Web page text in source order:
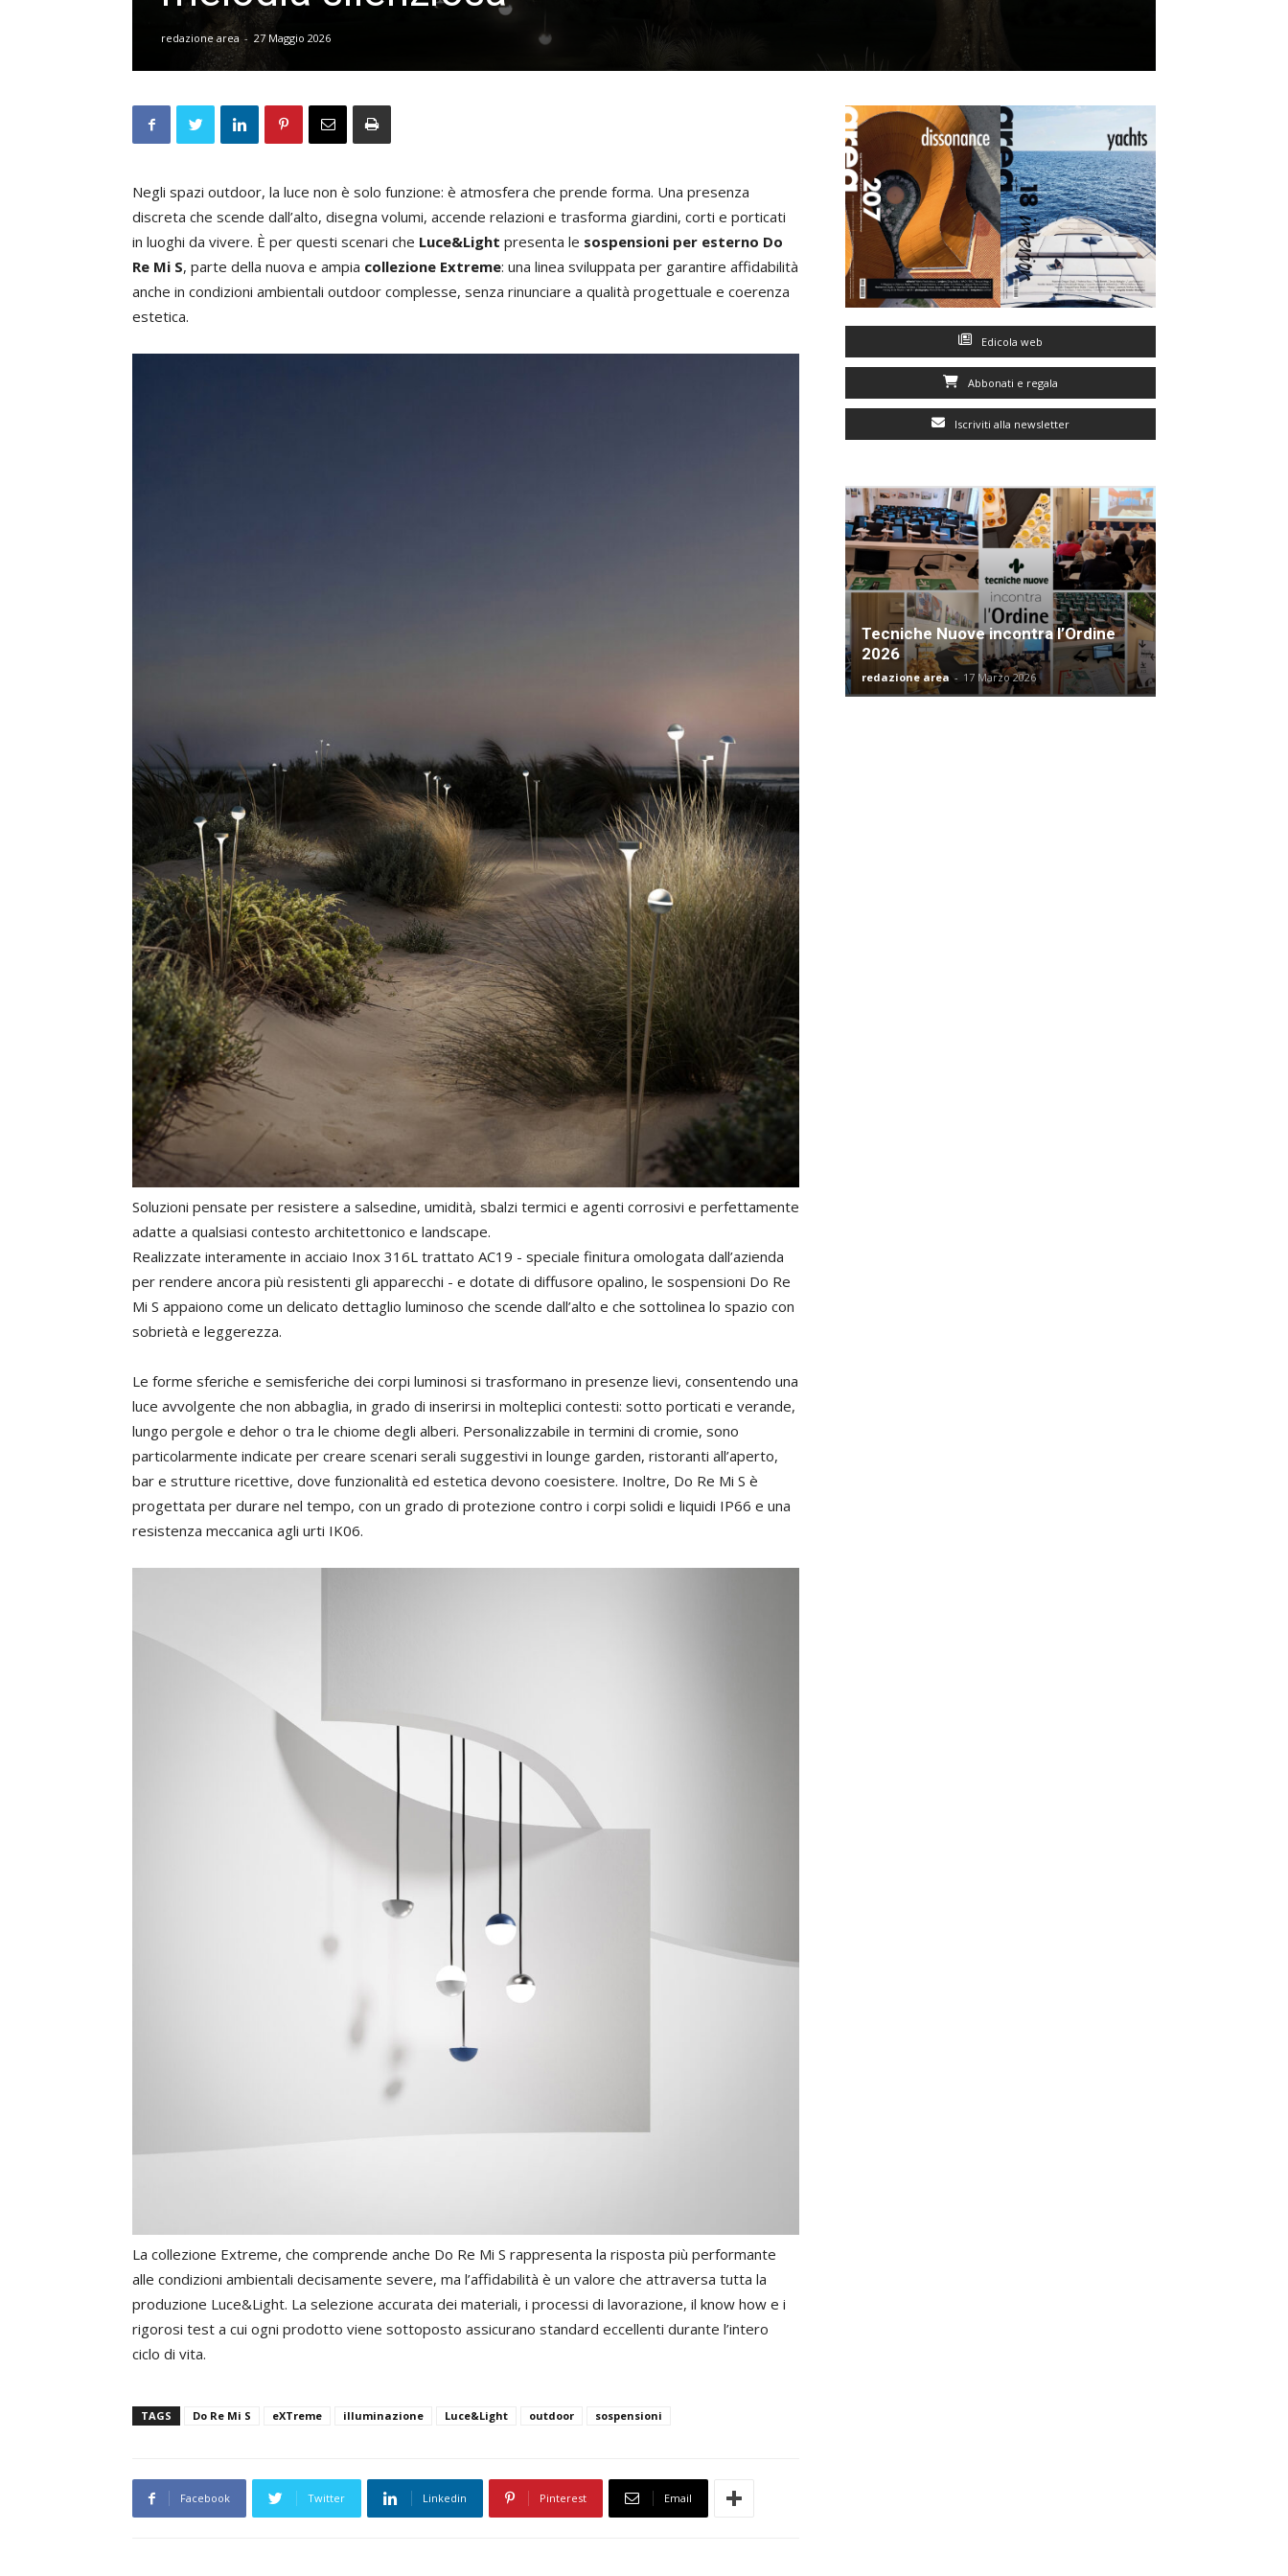
redazione area - 27 Maggio 2026
Negli spazi outdoor, la luce non è solo funzione: è atmosfera che prende forma. Una presenza
discreta che scende dall’alto, disegna volumi, accende relazioni e trasforma giardini, corti e porticati
in luoghi da vivere. È per questi scenari che Luce&Light presenta le sospensioni per esterno Do
Re Mi S, parte della nuova e ampia collezione Extreme: una linea sviluppata per garantire affidabilità
anche in condizioni ambientali outdoor complesse, senza rinunciare a qualità progettuale e coerenza
estetica.
Soluzioni pensate per resistere a salsedine, umidità, sbalzi termici e agenti corrosivi e perfettamente
adatte a qualsiasi contesto architettonico e landscape.
Realizzate interamente in acciaio Inox 316L trattato AC19 - speciale finitura omologata dall’azienda
per rendere ancora più resistenti gli apparecchi - e dotate di diffusore opalino, le sospensioni Do Re
Mi S appaiono come un delicato dettaglio luminoso che scende dall’alto e che sottolinea lo spazio con
sobrietà e leggerezza.
Le forme sferiche e semisferiche dei corpi luminosi si trasformano in presenze lievi, consentendo una
luce avvolgente che non abbaglia, in grado di inserirsi in molteplici contesti: sotto porticati e verande,
lungo pergole e dehor o tra le chiome degli alberi. Personalizzabile in termini di cromie, sono
particolarmente indicate per creare scenari serali suggestivi in lounge garden, ristoranti all’aperto,
bar e strutture ricettive, dove funzionalità ed estetica devono coesistere. Inoltre, Do Re Mi S è
progettata per durare nel tempo, con un grado di protezione contro i corpi solidi e liquidi IP66 e una
resistenza meccanica agli urti IK06.
La collezione Extreme, che comprende anche Do Re Mi S rappresenta la risposta più performante
alle condizioni ambientali decisamente severe, ma l’affidabilità è un valore che attraversa tutta la
produzione Luce&Light. La selezione accurata dei materiali, i processi di lavorazione, il know how e i
rigorosi test a cui ogni prodotto viene sottoposto assicurano standard eccellenti durante l’intero
ciclo di vita.
TAGS Do Re Mi S eXTreme illuminazione Luce&Light outdoor sospensioni
Facebook Twitter Linkedin Pinterest Email
Edicola web
Abbonati e regala
Iscriviti alla newsletter
Tecniche Nuove incontra l’Ordine
2026
redazione area - 17 Marzo 2026